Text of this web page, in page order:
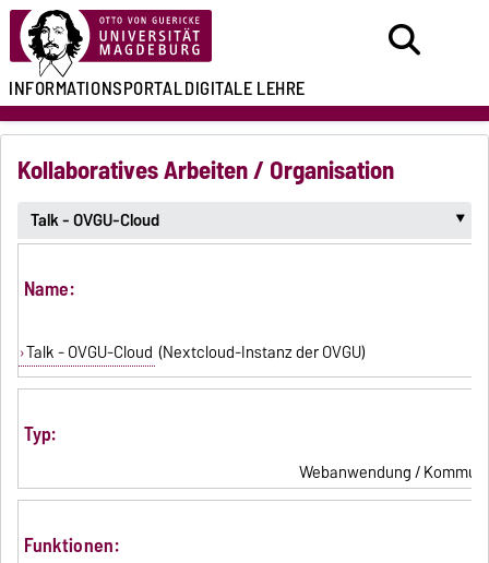
INFORMATIONSPORTALDIGITALE LEHRE
Kollaboratives Arbeiten / Organisation
Talk - OVGU-Cloud ‣
Name:
Talk - OVGU-Cloud (Nextcloud-Instanz der OVGU)
Typ:
Webanwendung /
Funktionen: